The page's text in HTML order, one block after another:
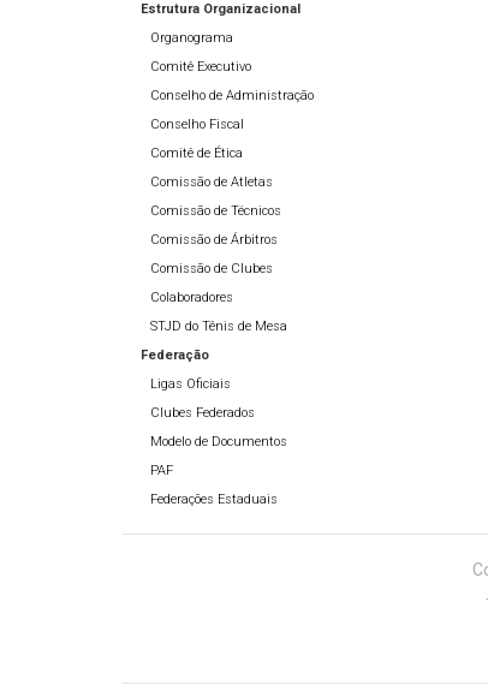
Estrutura Organizacional
Organograma
Comitê Executivo
Conselho de Administração
Conselho Fiscal
Comitê de Ética
Comissão de Atletas
Comissão de Técnicos
Comissão de Árbitros
Comissão de Clubes
Colaboradores
STJD do Tênis de Mesa
Federação
Ligas Oficiais
Clubes Federados
Modelo de Documentos
PAF
Federações Estaduais